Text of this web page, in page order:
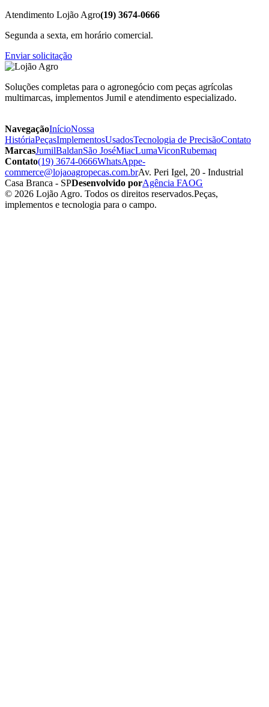
Atendimento Lojão Agro(19) 3674-0666
Segunda a sexta, em horário comercial.
Enviar solicitação
Soluções completas para o agronegócio com peças agrícolas
multimarcas, implementos Jumil e atendimento especializado.
NavegaçãoInícioNossa
HistóriaPeçasImplementosUsadosTecnologia de PrecisãoContato
MarcasJumilBaldanSão JoséMiacLumaViconRubemaq
Contato(19) 3674-0666WhatsAppe-
commerce@lojaoagropecas.com.brAv. Peri Igel, 20 - Industrial
Casa Branca - SPDesenvolvido porAgência FAOG
© 2026 Lojão Agro. Todos os direitos reservados.Peças,
implementos e tecnologia para o campo.